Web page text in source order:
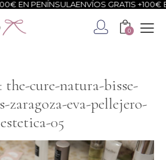
EN PENÍNSULAENVÍOS GRATIS +100€
0
cure-natura-bisse-
eva-pellejero-
estetica-05